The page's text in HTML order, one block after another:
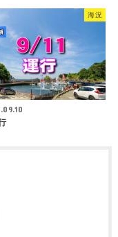
海況